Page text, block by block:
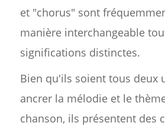
et "chorus" sont
manière interchangeable
significations distinctes.
Bien qu'ils soient tous deux
ancrer la mélodie et le
chanson, ils présentent des